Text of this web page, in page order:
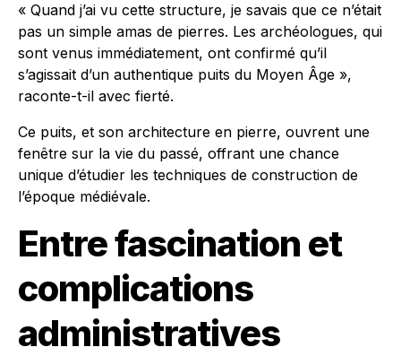
« Quand j’ai vu cette structure, je savais que ce n’était
pas un simple amas de pierres. Les archéologues, qui
sont venus immédiatement, ont confirmé qu’il
s’agissait d’un authentique puits du Moyen Âge »,
raconte-t-il avec fierté.
Ce puits, et son architecture en pierre, ouvrent une
fenêtre sur la vie du passé, offrant une chance
unique d’étudier les techniques de construction de
l’époque médiévale.
Entre fascination et
complications
administratives